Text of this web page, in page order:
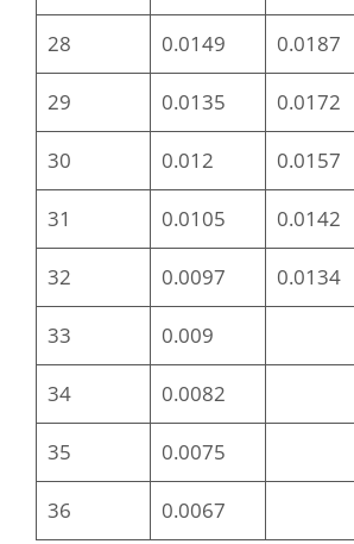
28 0.0149 0.0187
29 0.0135 0.0172
30 0.012 0.0157
31 0.0105 0.0142
32 0.0097 0.0134
33 0.009
34 0.0082
35 0.0075
36 0.0067